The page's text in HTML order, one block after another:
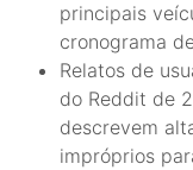
principais
cronograma
Relatos de
do Reddit de
descrevem
impróprios